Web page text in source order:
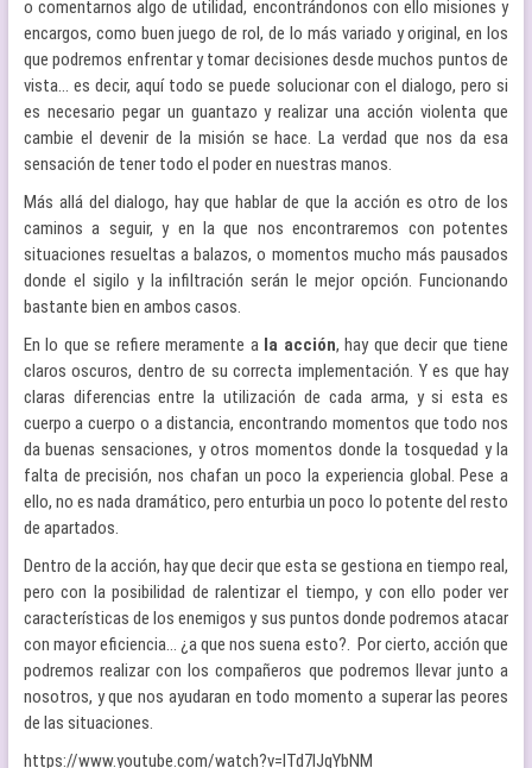
o comentarnos algo de utilidad, encontrándonos con ello misiones y
encargos, como buen juego de rol, de lo más variado y original, en los
que podremos enfrentar y tomar decisiones desde muchos puntos de
vista… es decir, aquí todo se puede solucionar con el dialogo, pero si
es necesario pegar un guantazo y realizar una acción violenta que
cambie el devenir de la misión se hace. La verdad que nos da esa
sensación de tener todo el poder en nuestras manos.
Más allá del dialogo, hay que hablar de que la acción es otro de los
caminos a seguir, y en la que nos encontraremos con potentes
situaciones resueltas a balazos, o momentos mucho más pausados
donde el sigilo y la infiltración serán le mejor opción. Funcionando
bastante bien en ambos casos.
En lo que se refiere meramente a la acción, hay que decir que tiene
claros oscuros, dentro de su correcta implementación. Y es que hay
claras diferencias entre la utilización de cada arma, y si esta es
cuerpo a cuerpo o a distancia, encontrando momentos que todo nos
da buenas sensaciones, y otros momentos donde la tosquedad y la
falta de precisión, nos chafan un poco la experiencia global. Pese a
ello, no es nada dramático, pero enturbia un poco lo potente del resto
de apartados.
Dentro de la acción, hay que decir que esta se gestiona en tiempo real,
pero con la posibilidad de ralentizar el tiempo, y con ello poder ver
características de los enemigos y sus puntos donde podremos atacar
con mayor eficiencia… ¿a que nos suena esto?. Por cierto, acción que
podremos realizar con los compañeros que podremos llevar junto a
nosotros, y que nos ayudaran en todo momento a superar las peores
de las situaciones.
https://www.youtube.com/watch?v=ITd7IJgYbNM